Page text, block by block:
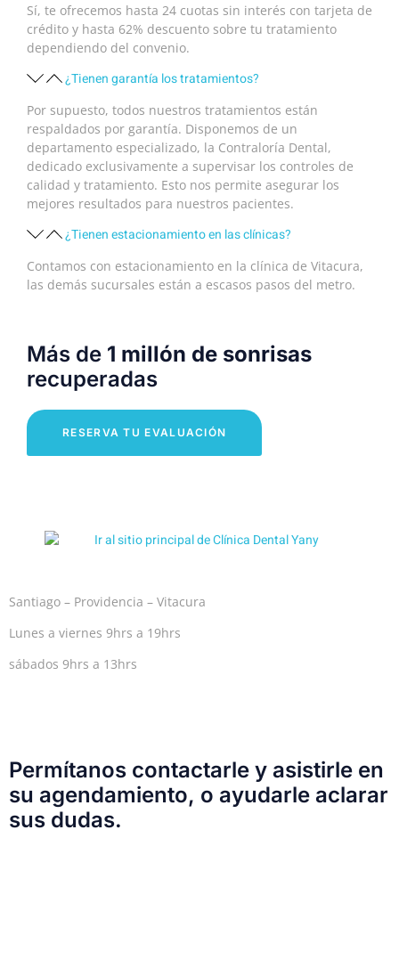
Sí, te ofrecemos hasta 24 cuotas sin interés con tarjeta de
crédito y hasta 62% descuento sobre tu tratamiento
dependiendo del convenio.
¿Tienen garantía los tratamientos?
Por supuesto, todos nuestros tratamientos están
respaldados por garantía. Disponemos de un
departamento especializado, la Contraloría Dental,
dedicado exclusivamente a supervisar los controles de
calidad y tratamiento. Esto nos permite asegurar los
mejores resultados para nuestros pacientes.
¿Tienen estacionamiento en las clínicas?
Contamos con estacionamiento en la clínica de Vitacura,
las demás sucursales están a escasos pasos del metro.
Más de 1 millón de sonrisas
recuperadas
RESERVA TU EVALUACIÓN
Santiago – Providencia – Vitacura
Lunes a viernes 9hrs a 19hrs
sábados 9hrs a 13hrs
Permítanos contactarle y asistirle en
su agendamiento, o ayudarle aclarar
sus dudas.